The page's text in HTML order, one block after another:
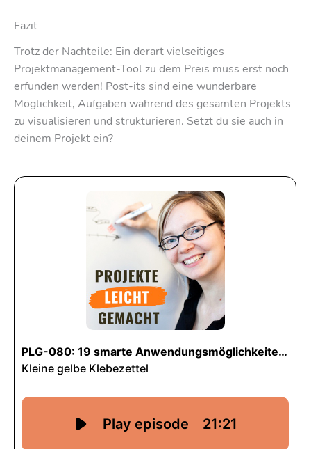
Fazit
Trotz der Nachteile: Ein derart vielseitiges
Projektmanagement-Tool zu dem Preis muss erst noch
erfunden werden! Post-its sind eine wunderbare
Möglichkeit, Aufgaben während des gesamten Projekts
zu visualisieren und strukturieren. Setzt du sie auch in
deinem Projekt ein?